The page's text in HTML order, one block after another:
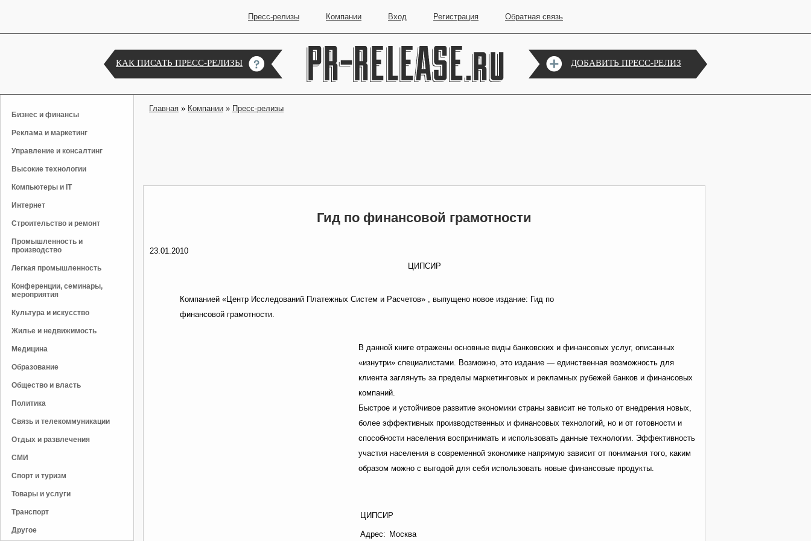
Пресс-релизы Компании Вход Регистрация Обратная связь
КАК ПИСАТЬ ПРЕСС-РЕЛИЗЫ ДОБАВИТЬ ПРЕСС-РЕЛИЗ
Бизнес и финансы
Реклама и маркетинг
Управление и консалтинг
Высокие технологии
Компьютеры и IT
Интернет
Строительство и ремонт
Промышленность и
производство
Легкая промышленность
Конференции, семинары,
мероприятия
Культура и искусство
Жилье и недвижимость
Медицина
Образование
Общество и власть
Политика
Связь и телекоммуникации
Отдых и развлечения
СМИ
Спорт и туризм
Товары и услуги
Транспорт
Другое
Главная » Компании » Пресс-релизы
Гид по финансовой грамотности
23.01.2010
ЦИПСИР
Компанией «Центр Исследований Платежных Систем и Расчетов» , выпущено новое издание: Гид по
финансовой грамотности.
В данной книге отражены основные виды банковских и финансовых услуг, описанных
«изнутри» специалистами. Возможно, это издание — единственная возможность для
клиента заглянуть за пределы маркетинговых и рекламных рубежей банков и финансовых
компаний.
Быстрое и устойчивое развитие экономики страны зависит не только от внедрения новых,
более эффективных производственных и финансовых технологий, но и от готовности и
способности населения воспринимать и использовать данные технологии. Эффективность
участия населения в современной экономике напрямую зависит от понимания того, каким
образом можно с выгодой для себя использовать новые финансовые продукты.
ЦИПСИР
Адрес: Москва